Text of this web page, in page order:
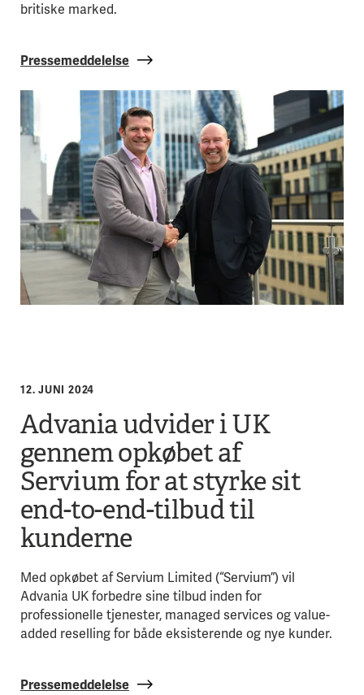
britiske marked.
Pressemeddelelse
12. JUNI 2024
Advania udvider i UK
gennem opkøbet af
Servium for at styrke sit
end-to-end-tilbud til
kunderne
Med opkøbet af Servium Limited (“Servium”) vil
Advania UK forbedre sine tilbud inden for
professionelle tjenester, managed services og value-
added reselling for både eksisterende og nye kunder.
Pressemeddelelse